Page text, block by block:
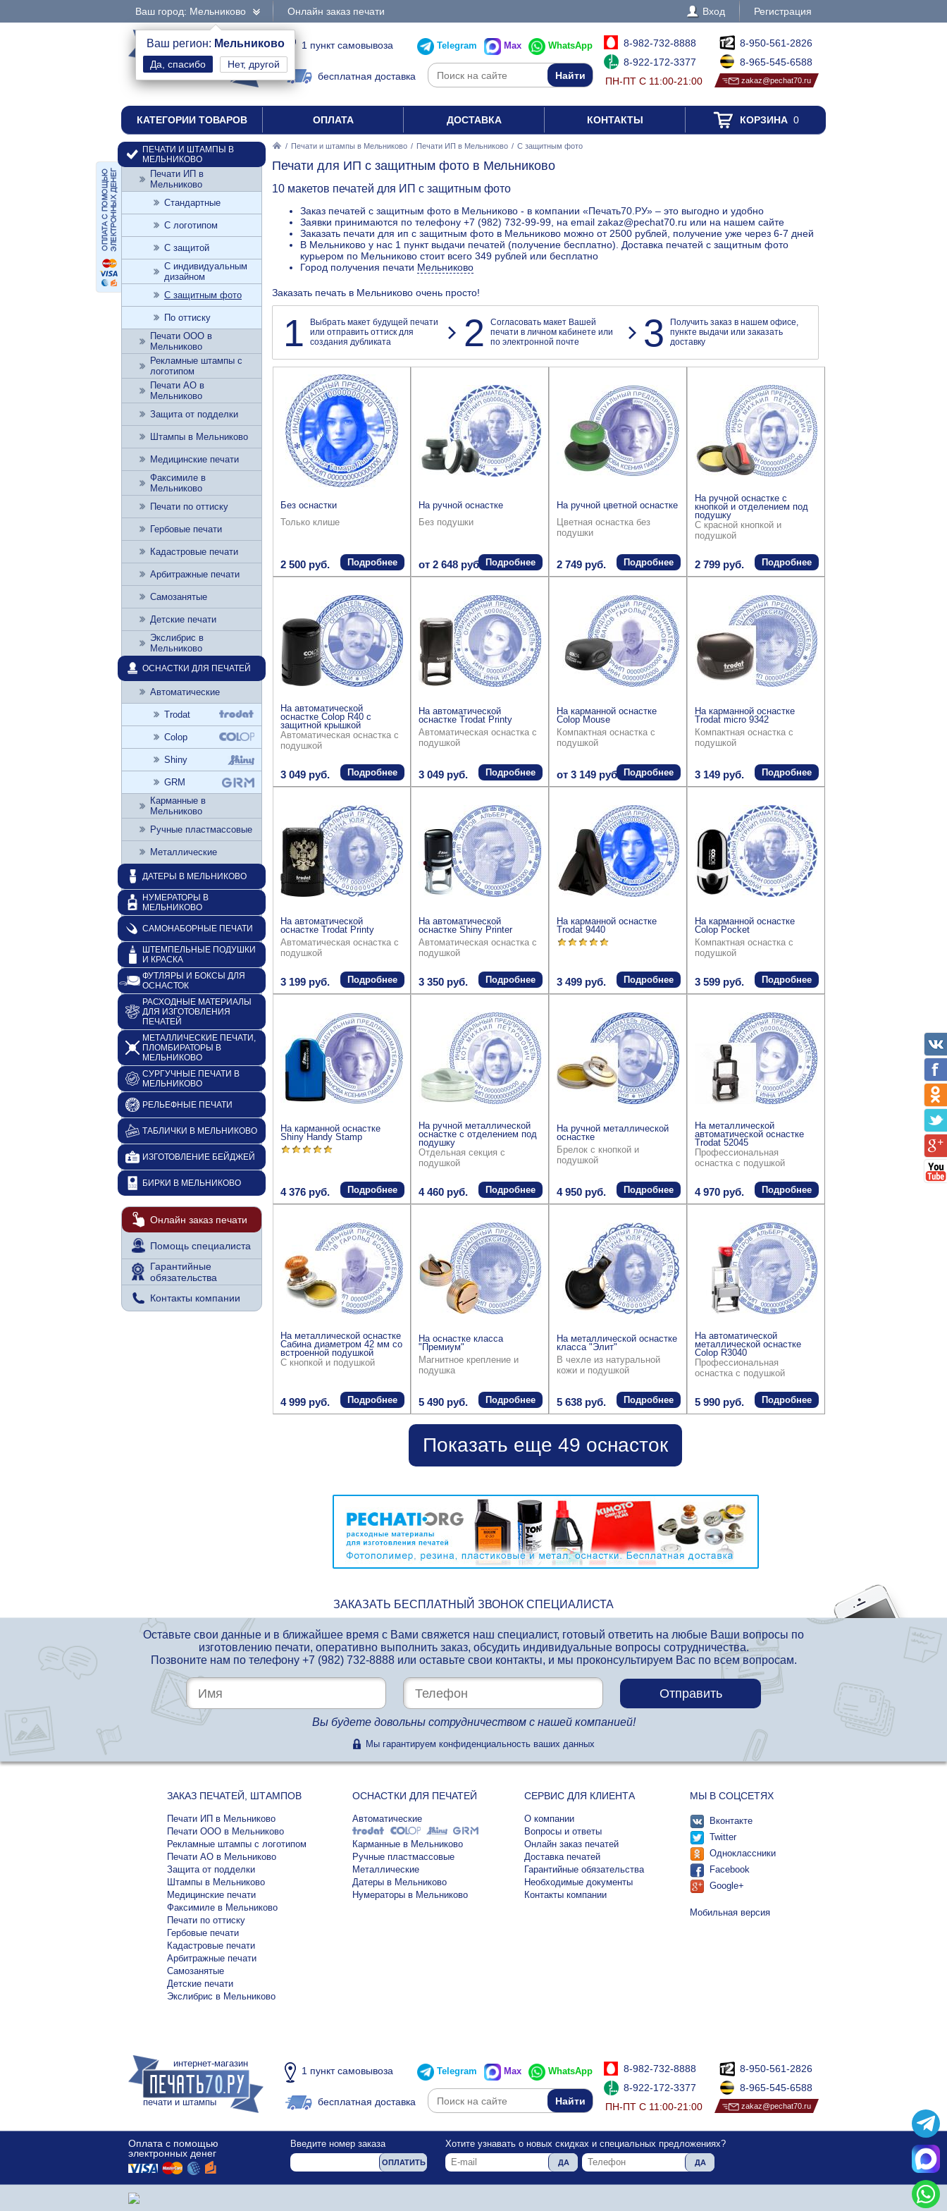
Ваш город: Мельниково
Ваш регион: Мельниково
Нет, другой
Онлайн заказ печати Вход Регистрация
интернет-магазин
1 пункт самовывоза
бесплатная доставка
Telegram Max WhatsApp
8-982-732-8888
8-922-172-3377
ПН-ПТ С 11:00-21:00
8-950-561-2826
8-965-545-6588
zakaz@pechat70.ru
КАТЕГОРИИ ТОВАРОВ ОПЛАТА ДОСТАВКА КОНТАКТЫ КОРЗИНА0
/ Печати и штампы в Мельниково / Печати ИП в Мельниково / С защитным фото
Печати для ИП с защитным фото в Мельниково
10 макетов печатей для ИП с защитным фото
Заказ печатей с защитным фото в Мельниково - в компании «Печать70.РУ» – это выгодно и удобно
Заявки принимаются по телефону +7 (982) 732-99-99, на email zakaz@pechat70.ru или на нашем сайте
Заказать печати для ип с защитным фото в Мельниково можно от 2500 рублей, получение уже через 6-7 дней
В Мельниково у нас 1 пункт выдачи печатей (получение бесплатно). Доставка печатей с защитным фото
курьером по Мельниково стоит всего 349 рублей или бесплатно
Город получения печати Мельниково
Заказать печать в Мельниково очень просто!
1
Выбрать макет будущей печати
или отправить оттиск для
создания дубликата
2
Согласовать макет Вашей
печати в личном кабинете или
по электронной почте
3
Получить заказ в нашем офисе,
пункте выдачи или заказать
доставку
Без оснастки
Только клише
2 500 руб. Подробнее
На ручной оснастке
Без подушки
от 2 648 руб. Подробнее
На ручной цветной оснастке
Цветная оснастка без
подушки
2 749 руб. Подробнее
На ручной оснастке с
кнопкой и отделением под
подушку
С красной кнопкой и
подушкой
2 799 руб. Подробнее
На автоматической
оснастке Colop R40 с
защитной крышкой
Автоматическая оснастка с
подушкой
3 049 руб. Подробнее
На автоматической
оснастке Trodat Printy
Автоматическая оснастка с
подушкой
3 049 руб. Подробнее
На карманной оснастке
Colop Mouse
Компактная оснастка с
подушкой
от 3 149 руб. Подробнее
На карманной оснастке
Trodat micro 9342
Компактная оснастка с
подушкой
3 149 руб. Подробнее
На автоматической
оснастке Trodat Printy
Автоматическая оснастка с
подушкой
3 199 руб. Подробнее
На автоматической
оснастке Shiny Printer
Автоматическая оснастка с
подушкой
3 350 руб. Подробнее
На карманной оснастке
Trodat 9440
3 499 руб. Подробнее
На карманной оснастке
Colop Pocket
Компактная оснастка с
подушкой
3 599 руб. Подробнее
На карманной оснастке
Shiny Handy Stamp
4 376 руб. Подробнее
На ручной металлической
оснастке с отделением под
подушку
Отдельная секция с
подушкой
4 460 руб. Подробнее
На ручной металлической
оснастке
Брелок с кнопкой и
подушкой
4 950 руб. Подробнее
На металлической
автоматической оснастке
Trodat 52045
Профессиональная
оснастка с подушкой
4 970 руб. Подробнее
На металлической оснастке
Сабина диаметром 42 мм со
встроенной подушкой
С кнопкой и подушкой
4 999 руб. Подробнее
На оснастке класса
"Премиум"
Магнитное крепление и
подушка
5 490 руб. Подробнее
На металлической оснастке
класса "Элит"
В чехле из натуральной
кожи и подушкой
5 638 руб. Подробнее
На автоматической
металлической оснастке
Colop R3040
Профессиональная
оснастка с подушкой
5 990 руб. Подробнее
Показать еще 49 оснасток
ПЕЧАТИ И ШТАМПЫ В
МЕЛЬНИКОВО
Печати ИП в
Мельниково
Стандартные
С логотипом
С защитой
С индивидуальным
дизайном
С защитным фото
По оттиску
Печати ООО в
Мельниково
Рекламные штампы с
логотипом
Печати АО в
Мельниково
Защита от подделки
Штампы в Мельниково
Медицинские печати
Факсимиле в
Мельниково
Печати по оттиску
Гербовые печати
Кадастровые печати
Арбитражные печати
Самозанятые
Детские печати
Экслибрис в
Мельниково
ОСНАСТКИ ДЛЯ ПЕЧАТЕЙ
Автоматические
Trodat
Colop
Shiny
GRM
Карманные в
Мельниково
Ручные пластмассовые
Металлические
ДАТЕРЫ В МЕЛЬНИКОВО
НУМЕРАТОРЫ В
МЕЛЬНИКОВО
САМОНАБОРНЫЕ ПЕЧАТИ
ШТЕМПЕЛЬНЫЕ ПОДУШКИ
И КРАСКА
ФУТЛЯРЫ И БОКСЫ ДЛЯ
ОСНАСТОК
РАСХОДНЫЕ МАТЕРИАЛЫ
ДЛЯ ИЗГОТОВЛЕНИЯ
ПЕЧАТЕЙ
МЕТАЛЛИЧЕСКИЕ ПЕЧАТИ,
ПЛОМБИРАТОРЫ В
МЕЛЬНИКОВО
СУРГУЧНЫЕ ПЕЧАТИ В
МЕЛЬНИКОВО
РЕЛЬЕФНЫЕ ПЕЧАТИ
ТАБЛИЧКИ В МЕЛЬНИКОВО
ИЗГОТОВЛЕНИЕ БЕЙДЖЕЙ
БИРКИ В МЕЛЬНИКОВО
Онлайн заказ печати
Помощь специалиста
Гарантийные
обязательства
Контакты компании
ЗАКАЗАТЬ БЕСПЛАТНЫЙ ЗВОНОК СПЕЦИАЛИСТА
Оставьте свои данные и в ближайшее время с Вами свяжется наш специалист, готовый ответить на любые Ваши вопросы по
изготовлению печати, оперативно выполнить заказ, обсудить индивидуальные вопросы сотрудничества.
Позвоните нам по телефону +7 (982) 732-8888или оставьте свои контакты, и мы проконсультируем Вас по всем вопросам.
Вы будете довольны сотрудничеством с нашей компанией!
Мы гарантируем конфиденциальность ваших данных
ЗАКАЗ ПЕЧАТЕЙ, ШТАМПОВ
Печати ИП в Мельниково
Печати ООО в Мельниково
Рекламные штампы с логотипом
Печати АО в Мельниково
Защита от подделки
Штампы в Мельниково
Медицинские печати
Факсимиле в Мельниково
Печати по оттиску
Гербовые печати
Кадастровые печати
Арбитражные печати
Самозанятые
Детские печати
Экслибрис в Мельниково
ОСНАСТКИ ДЛЯ ПЕЧАТЕЙ
Автоматические
Карманные в Мельниково
Ручные пластмассовые
Металлические
Датеры в Мельниково
Нумераторы в Мельниково
СЕРВИС ДЛЯ КЛИЕНТА
О компании
Вопросы и ответы
Онлайн заказ печатей
Доставка печатей
Гарантийные обязательства
Необходимые документы
Контакты компании
МЫ В СОЦСЕТЯХ
Вконтакте
Twitter
Одноклассники
Facebook
Google+
Мобильная версия
интернет-магазин
печати и штампы
1 пункт самовывоза
бесплатная доставка
Telegram Max WhatsApp
8-982-732-8888
8-922-172-3377
ПН-ПТ С 11:00-21:00
8-950-561-2826
8-965-545-6588
zakaz@pechat70.ru
Оплата с помощью
электронных денег
Введите номер заказа Хотите узнавать о новых скидках и специальных предложениях?